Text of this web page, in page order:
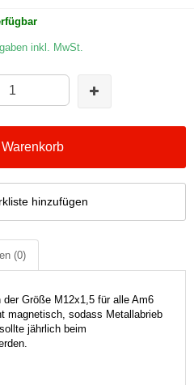
inkl. MwSt.
Warenkorb
hinzufügen
(0)
Größe M12x1,5 für alle Am6
magnetisch, sodass Metallabrieb
jährlich beim